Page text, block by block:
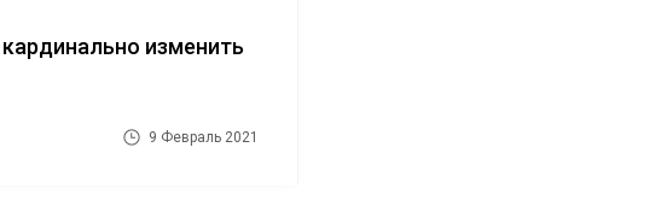
изменить
9 Февраль 2021